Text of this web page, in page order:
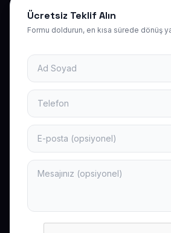
Ücretsiz Teklif Alın
Formu doldurun, en kısa sürede dönüş